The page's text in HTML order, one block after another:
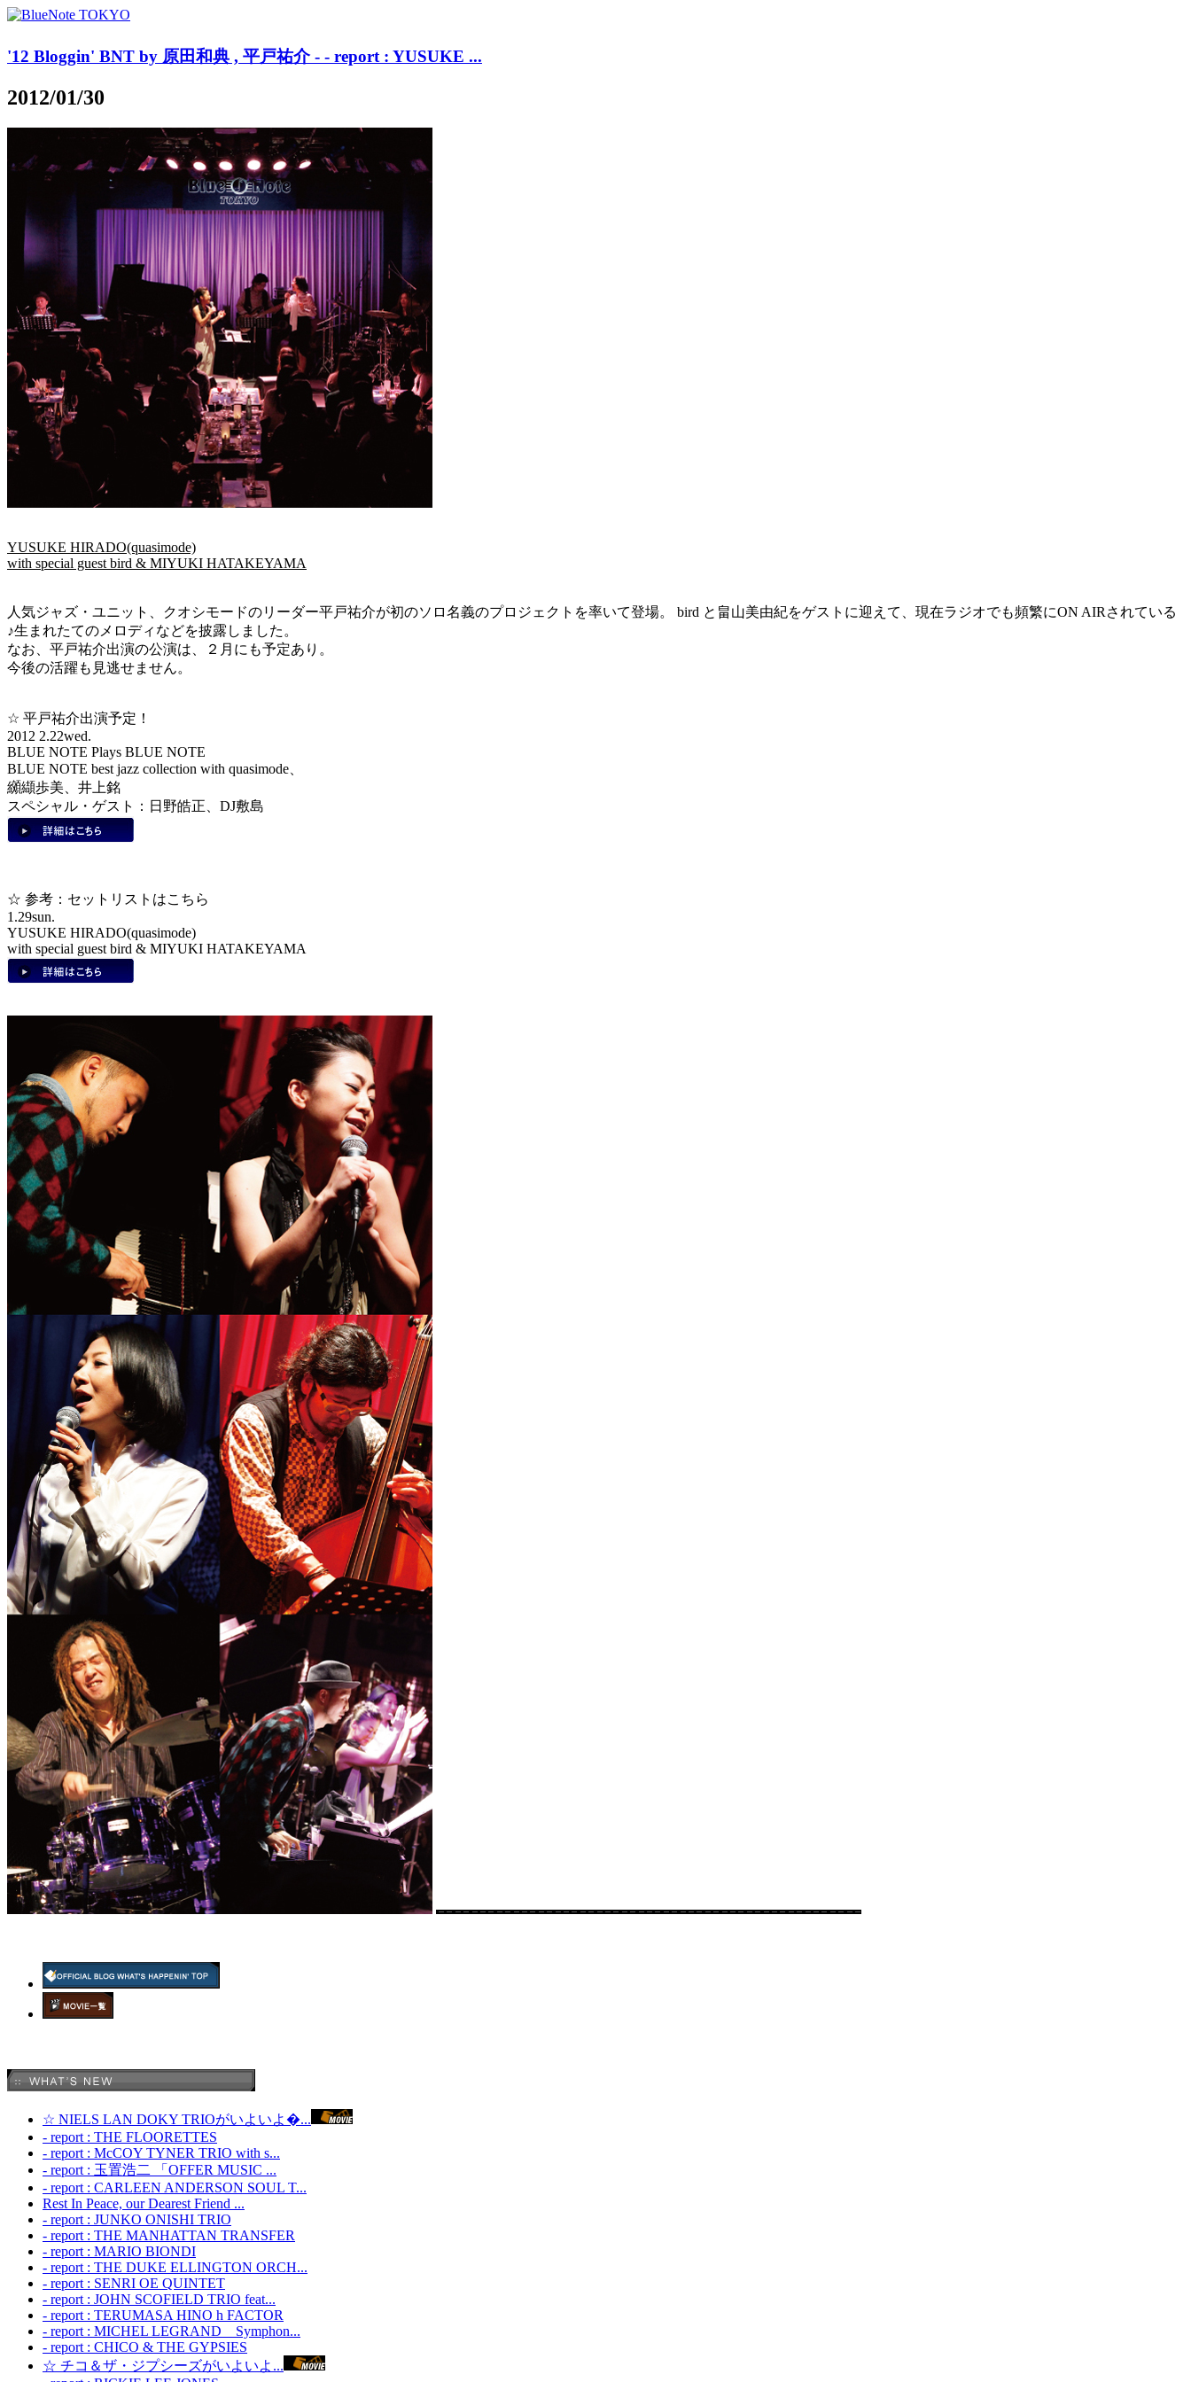
'12 Bloggin' BNT by 原田和典 , 平戸祐介 - - report : YUSUKE ...
2012/01/30
YUSUKE HIRADO(quasimode)
with special guest bird & MIYUKI HATAKEYAMA
人気ジャズ・ユニット、クオシモードのリーダー平戸祐介が初のソロ名義のプロジェクトを率いて登場。 bird と畠山美由紀をゲストに迎えて、現在ラジオでも頻繁にON AIRされている
♪生まれたてのメロディなどを披露しました。
なお、平戸祐介出演の公演は、２月にも予定あり。
今後の活躍も見逃せません。
☆ 平戸祐介出演予定！
2012 2.22wed.
BLUE NOTE Plays BLUE NOTE
BLUE NOTE best jazz collection with quasimode、
纐纈歩美、井上銘
スペシャル・ゲスト：日野皓正、DJ敷島
☆ 参考：セットリストはこちら
1.29sun.
YUSUKE HIRADO(quasimode)
with special guest bird & MIYUKI HATAKEYAMA
☆ NIELS LAN DOKY TRIOがいよいよ�...
- report : THE FLOORETTES
- report : McCOY TYNER TRIO with s...
- report : 玉置浩二 「OFFER MUSIC ...
- report : CARLEEN ANDERSON SOUL T...
Rest In Peace, our Dearest Friend ...
- report : JUNKO ONISHI TRIO
- report : THE MANHATTAN TRANSFER
- report : MARIO BIONDI
- report : THE DUKE ELLINGTON ORCH...
- report : SENRI OE QUINTET
- report : JOHN SCOFIELD TRIO feat...
- report : TERUMASA HINO h FACTOR
- report : MICHEL LEGRAND Symphon...
- report : CHICO & THE GYPSIES
☆ チコ＆ザ・ジプシーズがいよいよ...